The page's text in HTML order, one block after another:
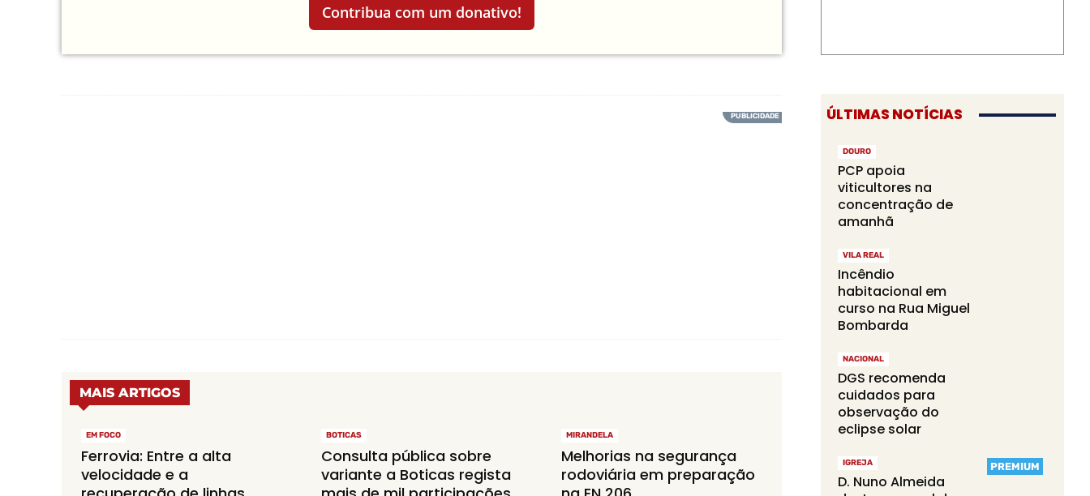
Contribua com um donativo!
MAIS ARTIGOS
EM FOCO
Ferrovia: Entre a alta
velocidade e a
BOTICAS
Consulta pública sobre
variante a Boticas regista
MIRANDELA
Melhorias na segurança
rodoviária em preparação
ÚLTIMAS NOTÍCIAS
DOURO
PCP apoia
viticultores na
concentração de
amanhã
VILA REAL
Incêndio
habitacional em
curso na Rua Miguel
Bombarda
NACIONAL
DGS recomenda
cuidados para
observação do
eclipse solar
PREMIUM
IGREJA
D. Nuno Almeida